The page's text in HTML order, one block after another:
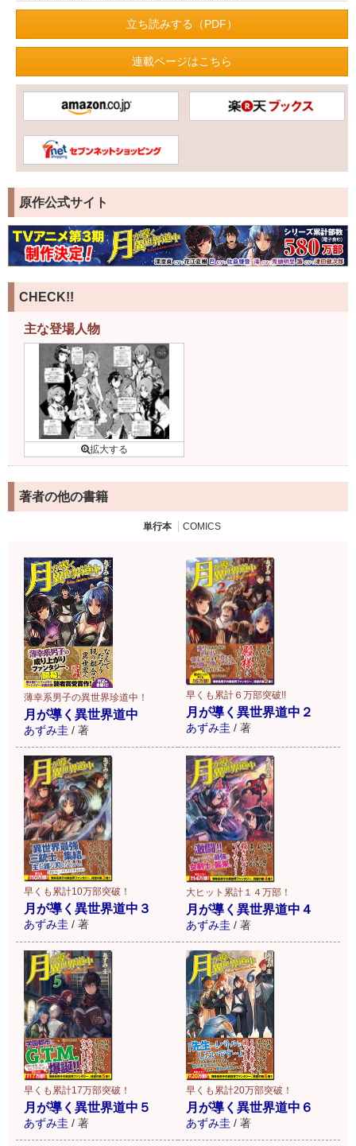
立ち読みする（PDF）
連載ページはこちら
原作公式サイト
CHECK!!
主な登場人物
著者の他の書籍
単行本 COMICS
薄幸系男子の異世界珍道中！
月が導く異世界道中
あずみ圭 / 著
早くも累計６万部突破!!
月が導く異世界道中２
あずみ圭 / 著
早くも累計10万部突破！
月が導く異世界道中３
あずみ圭 / 著
大ヒット累計１４万部！
月が導く異世界道中４
あずみ圭 / 著
早くも累計17万部突破！
月が導く異世界道中５
あずみ圭 / 著
早くも累計20万部突破！
月が導く異世界道中６
あずみ圭 / 著